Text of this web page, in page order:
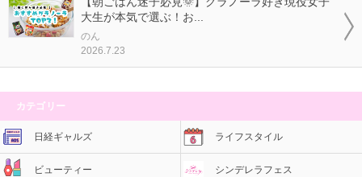
大生が本気で選ぶ！お...
のん
2026.7.23
カテゴリー
日経ギャルズ ライフスタイル
ビューティー シンデレラフェス